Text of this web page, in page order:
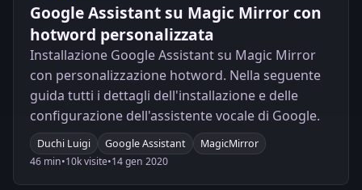
Google Assistant su Magic Mirror con
hotword personalizzata
Installazione Google Assistant su Magic Mirror
con personalizzazione hotword. Nella seguente
guida tutti i dettagli dell'installazione e delle
configurazione dell'assistente vocale di Google.
Duchi Luigi Google Assistant
MagicMirror
46 min•10k visite•14 gen 2020